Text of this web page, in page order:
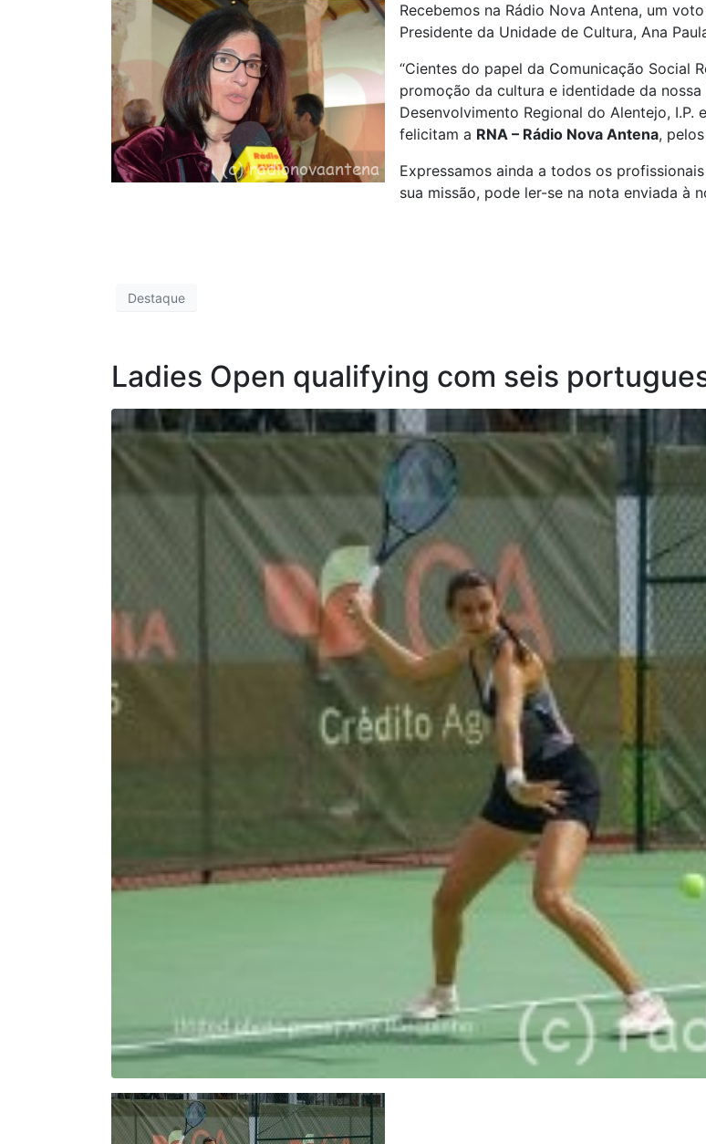
Recebemos na Rádio Nova Antena, um
Presidente da Unidade de Cultura, Ana
“Cientes do papel da Comunicação Social
promoção da cultura e identidade da
Desenvolvimento Regional do Alentejo, I.P.
felicitam a RNA – Rádio Nova Antena,
Expressamos ainda a todos os
sua missão, pode ler-se na nota enviada à
Destaque
Ladies Open qualifying com seis